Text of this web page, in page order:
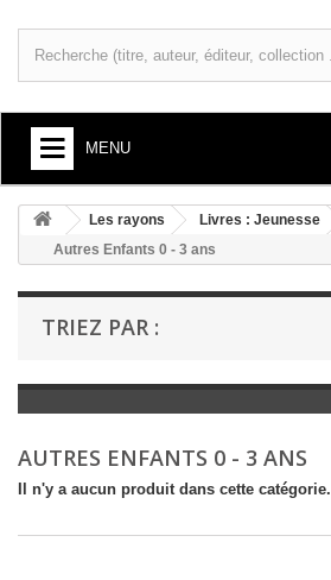
MENU
LIVRES : ARTS ET SOCIÉTÉ
LIVRES : LITTÉRATURE
LIVRES : JEUNESSE
LIVRES ANCIENS AVANT 1900
Les rayons Livres : Jeunesse
Autres Enfants 0 - 3 ans
TRIEZ PAR :
AUTRES ENFANTS 0 - 3 ANS
Il n'y a aucun produit dans cette catégorie.